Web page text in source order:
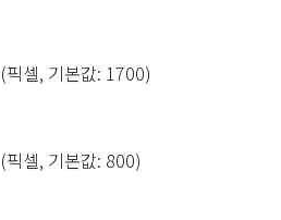
셀, 기본값: 1700)
셀, 기본값: 800)